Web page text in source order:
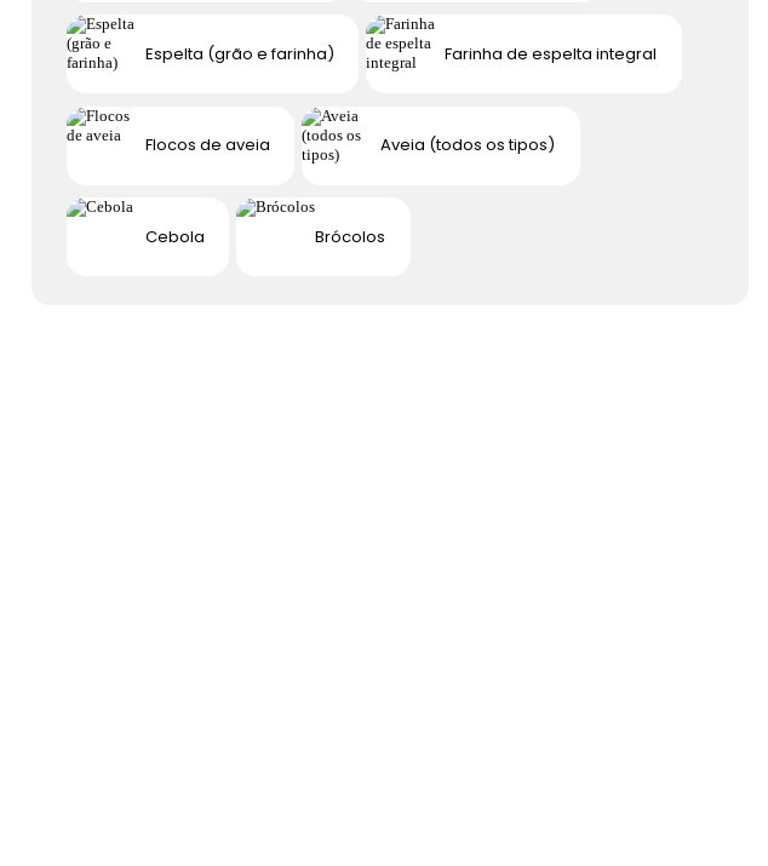
Espelta (grão e farinha) Farinha de espelta integral
Flocos de aveia Aveia (todos os tipos)
Cebola Brócolos